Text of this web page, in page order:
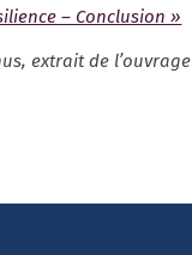
– Conclusion »
extrait de